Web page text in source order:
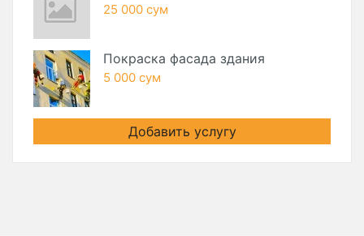
25 000 сум
Покраска фасада здания
5 000 сум
Добавить услугу